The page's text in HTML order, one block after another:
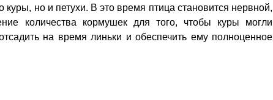
куры, но и петухи. В это время птица становится нервной,
количества кормушек для того, чтобы куры могли
на время линьки и обеспечить ему полноценное